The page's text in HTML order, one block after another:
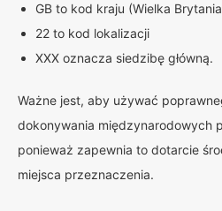
GB to kod kraju (Wielka
22 to kod lokalizacji
XXX oznacza siedzibę główną.
Ważne jest, aby używać
dokonywania międzynarodowych
ponieważ zapewnia to dotarcie
miejsca przeznaczenia.